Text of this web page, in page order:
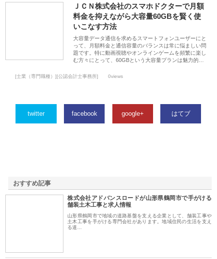
ＪＣＮ株式会社のスマホドクターで月額
料金を抑えながら大容量60GBを賢く使
いこなす方法
大容量データ通信を求めるスマートフォンユーザーにと
って、月額料金と通信容量のバランスは常に悩ましい問
題です。特に動画視聴やオンラインゲームを頻繁に楽し
む方々にとって、60GBという大容量プランは魅力的…
[士業（専門職種）][公認会計士事務所] 0views
twitter facebook google+ はてブ
おすすめ記事
株式会社アドバンスロードが山形県鶴岡市で手がける
舗装土木工事と求人情報
山形県鶴岡市で地域の道路基盤を支える企業として、舗装工事や
土木工事を手がける専門会社があります。地域住民の生活を支え
る道…